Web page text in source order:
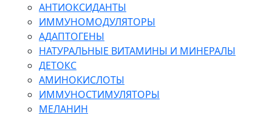
АНТИОКСИДАНТЫ
ИММУНОМОДУЛЯТОРЫ
АДАПТОГЕНЫ
НАТУРАЛЬНЫЕ ВИТАМИНЫ И МИНЕРАЛЫ
ДЕТОКС
АМИНОКИСЛОТЫ
ИММУНОСТИМУЛЯТОРЫ
МЕЛАНИН